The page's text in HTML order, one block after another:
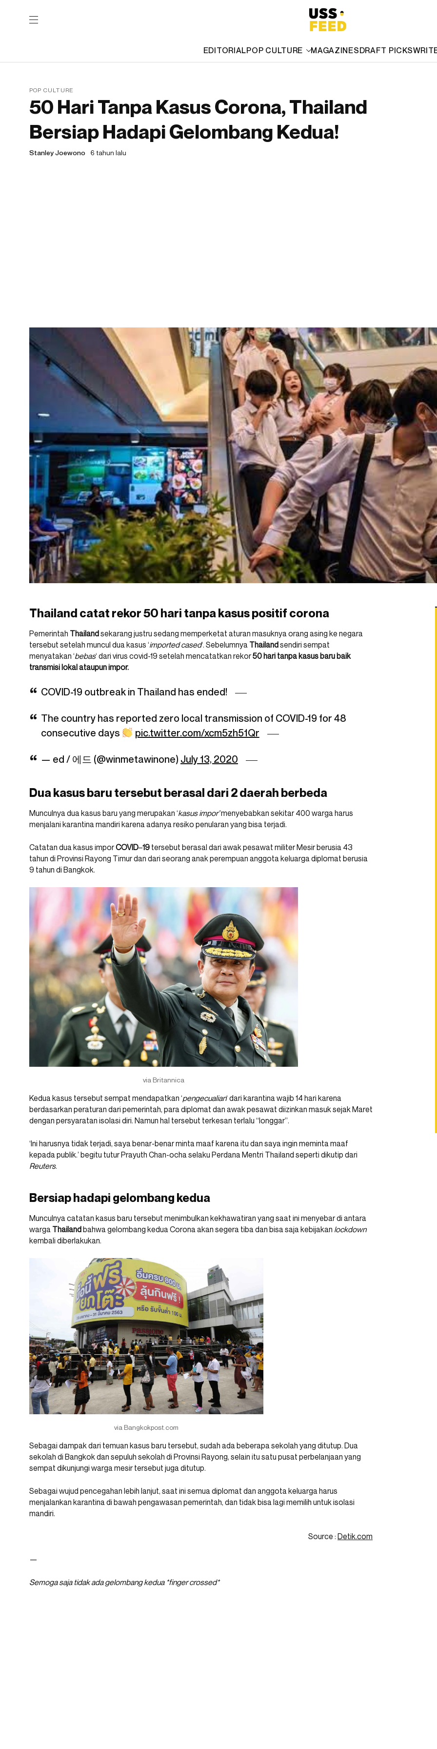
EDITORIALPOP CULTURE MAGAZINESDRAFT PICKS
POP CULTURE
50 Hari Tanpa Kasus Corona, Thailand
Bersiap Hadapi Gelombang Kedua!
Stanley Joewono 6 tahun lalu
Thailand catat rekor 50 hari tanpa kasus positif corona
Pemerintah Thailandsekarang justru sedang memperketat aturan masuknya orang asing ke negara
tersebut setelah muncul dua kasus ‘imported cased‘. Sebelumnya Thailandsendiri sempat
menyatakan ‘bebas‘ dari virus covid-19 setelah mencatatkan rekor50 hari tanpa kasus baru baik
transmisi lokal ataupun impor.
COVID-19 outbreak in Thailand has ended!
The country has reported zero local transmission of COVID-19 for 48
consecutive days
pic.twitter.com/xcm5zh51Qr
— ed / 에드 (@winmetawinone) July 13, 2020
Dua kasus baru tersebut berasal dari 2 daerah berbeda
Munculnya dua kasus baru yang merupakan ‘kasus impor’menyebabkan sekitar 400 warga harus
menjalani karantina mandiri karena adanya resiko penularan yang bisa terjadi.
Catatan dua kasus imporCOVID–19 tersebut berasal dari awak pesawat militer Mesir berusia 43
tahun di Provinsi Rayong Timur dan dari seorang anak perempuan anggota keluarga diplomat berusia
9 tahun di Bangkok.
via Britannica
Kedua kasus tersebut sempat mendapatkan ‘pengecualian‘ dari karantina wajib 14 hari karena
berdasarkan peraturan dari pemerintah, para diplomat dan awak pesawat diizinkan masuk sejak Maret
dengan persyaratan isolasi diri. Namun hal tersebut terkesan terlalu “longgar”.
‘Ini harusnya tidak terjadi, saya benar-benar minta maaf karena itu dan saya ingin meminta maaf
kepada publik.’ begitu tutur Prayuth Chan-ocha selaku Perdana Mentri Thailand seperti dikutip dari
Reuters.
Bersiap hadapi gelombang kedua
Munculnya catatan kasus baru tersebut menimbulkan kekhawatiran yang saat ini menyebar di antara
warga Thailandbahwa gelombang kedua Corona akan segera tiba dan bisa saja kebijakan lockdown
kembali diberlakukan.
via Bangkokpost.com
Sebagai dampak dari temuan kasus baru tersebut, sudah ada beberapa sekolah yang ditutup. Dua
sekolah di Bangkok dan sepuluh sekolah di Provinsi Rayong, selain itu satu pusat perbelanjaan yang
sempat dikunjungi warga mesir tersebut juga ditutup.
Sebagai wujud pencegahan lebih lanjut, saat ini semua diplomat dan anggota keluarga harus
menjalankan karantina di bawah pengawasan pemerintah, dan tidak bisa lagi memilih untuk isolasi
mandiri.
Source : Detik.com
—
Semoga saja tidak ada gelombang kedua *finger crossed*